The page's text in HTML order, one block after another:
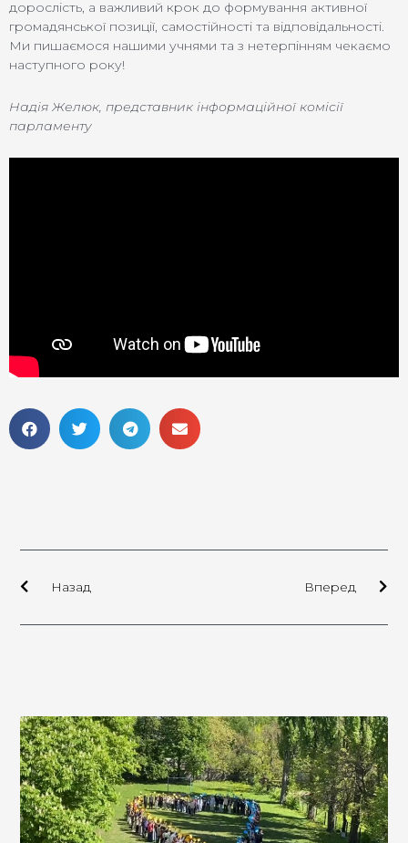
дорослість, а важливий крок до формування активної
громадянської позиції, самостійності та відповідальності.
Ми пишаємося нашими учнями та з нетерпінням чекаємо
наступного року!
Надія Желюк, представник інформаційної комісії
парламенту
Назад Вперед